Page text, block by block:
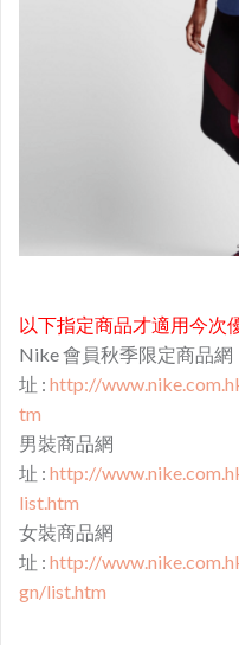
以下指定商品才適用今次
Nike 會員秋季限定商品網
址 : http://
tm
男裝商品網
址 : http://
list.htm
女裝商品網
址 : http://
gn/list.htm